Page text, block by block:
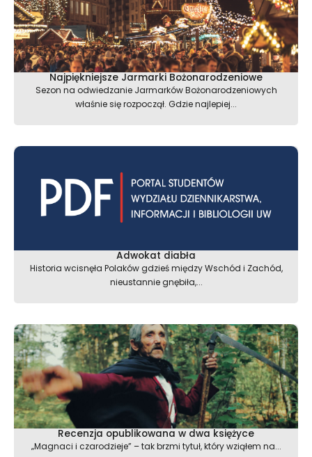
Najpiękniejsze Jarmarki Bożonarodzeniowe
Sezon na odwiedzanie Jarmarków Bożonarodzeniowych
właśnie się rozpoczął. Gdzie najlepiej...
Adwokat diabła
Historia wcisnęła Polaków gdzieś między Wschód i Zachód,
nieustannie gnębiła,...
Recenzja opublikowana w dwa księżyce
„Magnaci i czarodzieje” – tak brzmi tytuł, który wziąłem na...